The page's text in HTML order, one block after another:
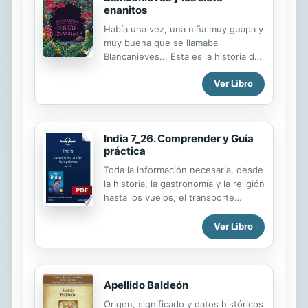
enanitos
Había una vez, una niña muy guapa y
muy buena que se llamaba
Blancanieves... Esta es la historia de
una chica hermosa y su envidiosa
madrastra, de un espejo mágico, de
siete enanitos y un príncipe.
Ver Libro
India 7_26. Comprender y Guía
práctica
Toda la información necesaria, desde
la historia, la gastronomía y la religión
hasta los vuelos, el transporte
internet... lo que sea. Incluye
consejos sobre la escena gay, para
discapacidades y viajes con niños,
así como una práctica guía del idioma
y un glosario, extraídos de la guía
Ver Libro
Apellido Baldeón
Origen, significado y datos históricos